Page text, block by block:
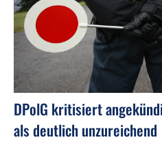
DPolG kritisiert
als deutlich unzureichend